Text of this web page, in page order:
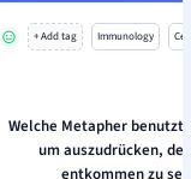
+ Add tag Immunology
Welche Metapher benutzt
um auszudrücken,
entkommen zu